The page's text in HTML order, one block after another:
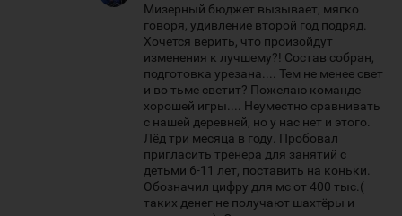
Мизерный бюджет вызывает, мягко
говоря, удивление второй год подряд.
Хочется верить, что произойдут
изменения к лучшему?! Состав собран,
подготовка урезана.... Тем не менее свет
и во тьме светит? Пожелаю команде
хорошей игры.... Неуместно сравнивать
с нашей деревней, но у нас нет и этого.
Лёд три месяца в году. Пробовал
пригласить тренера для занятий с
детьми 6-11 лет, поставить на коньки.
Обозначил цифру для мс от 400 тыс.(
таких денег не получают шахтёры и